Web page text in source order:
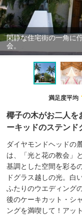
閑静な住宅街の一角に
会。
満足度平均
椰子の木がお二人を
ーキッドのステンド
ダイヤモンドヘッドの
は、「光と花の教会」
基調とした空間を彩る
ドグラス越しの光。白
ふたりのウエディング
後のケーキカット・シ
ングを満喫して！アッ